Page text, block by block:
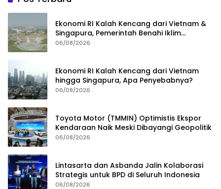
Ekonomi RI Kalah Kencang dari Vietnam &
Singapura, Pemerintah Benahi Iklim
Investasi
06/08/2026
Ekonomi RI Kalah Kencang dari Vietnam
hingga Singapura, Apa Penyebabnya?
06/08/2026
Toyota Motor (TMMIN) Optimistis Ekspor
Kendaraan Naik Meski Dibayangi Geopolitik
06/08/2026
Lintasarta dan Asbanda Jalin Kolaborasi
Strategis untuk BPD di Seluruh Indonesia
06/08/2026